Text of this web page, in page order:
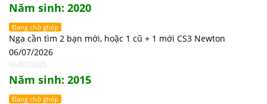
Năm sinh: 2020
Đang chờ ghép
Nga cần tìm 2 bạn mới, hoặc 1 cũ + 1 mới CS3 Newton
06/07/2026
06/07/2026
Năm sinh: 2015
Đang chờ ghép